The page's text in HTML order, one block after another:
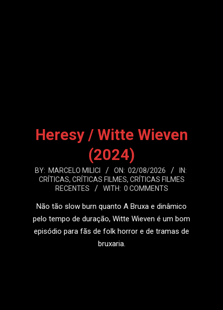
Heresy / Witte Wieven
(2024)
2026-
08-
BY: MARCELO MILICI ON: 02/08/2026
IN:
CRÍTICAS, CRÍTICAS FILMES, CRÍTICAS FILMES
RECENTES
WITH: 0 COMMENTS
Não tão slow burn quanto A Bruxa e dinâmico
pelo tempo de duração, Witte Wieven é um bom
episódio para fãs de folk horror e de tramas de
bruxaria.